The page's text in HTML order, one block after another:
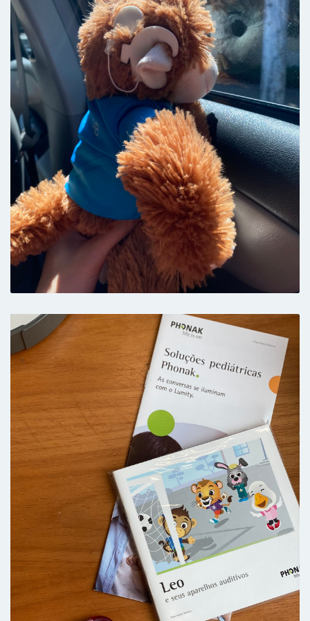
Paciente
Atendimento maravilhoso, muito paciente!
Explicou tudo com muito cuidado e carinho
Paciente
Não tenho opinião para dar, atendimento
excelente
Paciente
Quero deixar registrado meu agradecimento
e elogio à Dra. Mariana e toda a equipe.
Desde o primeiro contato pelo WhatsApp até
o atendimento presencial, tudo foi feito com
muito cuidado, atenção e profissionalismo.
Fiquei extremamente satisfeita com a forma
acolhedora como minha bebê foi atendida
durante o exame BERA. É reconfortante
encontrar uma equipe tão dedicada e
humana. Parabéns pelo excelente trabalho e
muito obrigada por toda a atenção e
carinho!